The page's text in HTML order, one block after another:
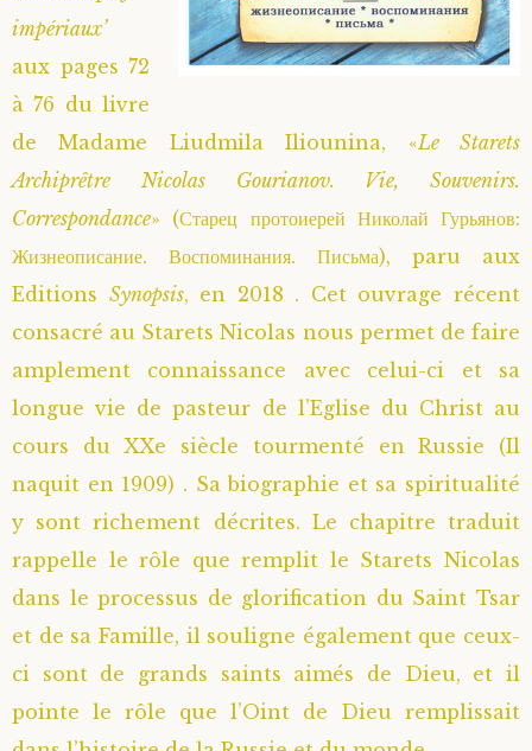
impériaux’
aux pages 72
à 76 du livre
de Madame Liudmila Iliounina, «Le Starets
Archiprêtre Nicolas Gourianov. Vie, Souvenirs.
Correspondance» (Старец протоиерей Николай Гурьянов:
Жизнеописание. Воспоминания. Письма), paru aux
Editions Synopsis, en 2018 . Cet ouvrage récent
consacré au Starets Nicolas nous permet de faire
amplement connaissance avec celui-ci et sa
longue vie de pasteur de l’Eglise du Christ au
cours du XXe siècle tourmenté en Russie (Il
naquit en 1909) . Sa biographie et sa spiritualité
y sont richement décrites. Le chapitre traduit
rappelle le rôle que remplit le Starets Nicolas
dans le processus de glorification du Saint Tsar
et de sa Famille, il souligne également que ceux-
ci sont de grands saints aimés de Dieu, et il
pointe le rôle que l’Oint de Dieu remplissait